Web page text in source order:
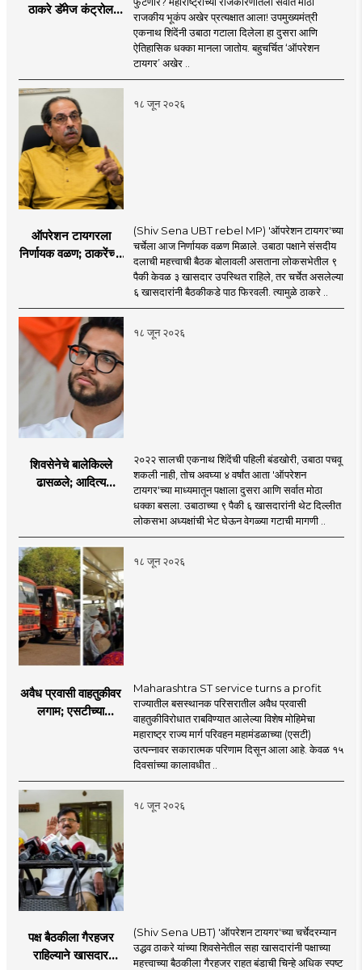
ठाकरे डॅमेज कंट्रोल
शिंदेंकडे जाण्याच्या चर्चा
सुरू
राजकीय भूकंप अखेर प्रत्यक्षात आला! उपमुख्यमंत्री
एकनाथ शिंदेंनी उबाठा गटाला दिलेला हा दुसरा आणि
ऐतिहासिक धक्का मानला जातोय. बहुचर्चित ‘ऑपरेशन
टायगर’ अखेर ..
१८ जून २०२६
ऑपरेशन टायगरला
निर्णायक वळण; ठाकरेंच्या
विलीन होण्याचा प्रस्ताव?
(Shiv Sena UBT rebel MP) 'ऑपरेशन टायगर'च्या
चर्चेला आज निर्णायक वळण मिळाले. उबाठा पक्षाने संसदीय
दलाची महत्त्वाची बैठक बोलावली असताना लोकसभेतील ९
पैकी केवळ ३ खासदार उपस्थित राहिले, तर चर्चेत असलेल्या
६ खासदारांनी बैठकीकडे पाठ फिरवली. त्यामुळे ठाकरे ..
१८ जून २०२६
शिवसेनेचे बालेकिल्ले
ढासळले; आदित्य
नेमका कुठे चुकला?
२०२२ सालची एकनाथ शिंदेंची पहिली बंडखोरी, उबाठा पचवू
शकली नाही, तोच अवघ्या ४ वर्षांत आता 'ऑपरेशन
टायगर'च्या माध्यमातून पक्षाला दुसरा आणि सर्वात मोठा
धक्का बसला. उबाठाच्या ९ पैकी ६ खासदारांनी थेट दिल्लीत
लोकसभा अध्यक्षांची भेट घेऊन वेगळ्या गटाची मागणी ..
१८ जून २०२६
अवैध प्रवासी वाहतुकीवर
लगाम; एसटीच्या
Maharashtra ST service turns a profit
राज्यातील बसस्थानक परिसरातील अवैध प्रवासी
वाहतुकीविरोधात राबविण्यात आलेल्या विशेष मोहिमेचा
महाराष्ट्र राज्य मार्ग परिवहन महामंडळाच्या (एसटी)
उत्पन्नावर सकारात्मक परिणाम दिसून आला आहे. केवळ १५
दिवसांच्या कालावधीत ..
१८ जून २०२६
पक्ष बैठकीला गैरहजर
राहिल्याने खासदार
(Shiv Sena UBT) 'ऑपरेशन टायगर'च्या चर्चेदरम्यान
उद्धव ठाकरे यांच्या शिवसेनेतील सहा खासदारांनी पक्षाच्या
महत्त्वाच्या बैठकीला गैरहजर राहत बंडाची चिन्हे अधिक स्पष्ट